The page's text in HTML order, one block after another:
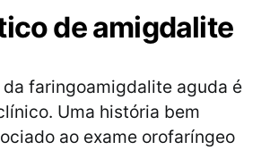
de amigdalite
faringoamigdalite aguda é
Uma história bem
ao exame orofaríngeo